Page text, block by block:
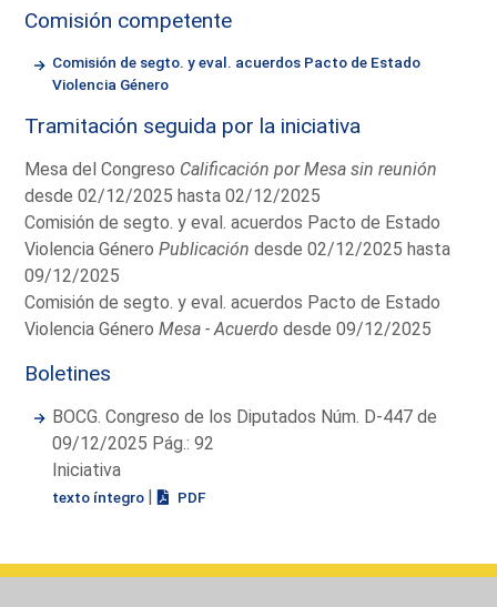
Comisión competente
Comisión de segto. y eval. acuerdos Pacto de Estado
Violencia Género
Tramitación seguida por la iniciativa
Mesa del Congreso Calificación por Mesa sin reunión
desde 02/12/2025 hasta 02/12/2025
Comisión de segto. y eval. acuerdos Pacto de Estado
Violencia GéneroPublicación desde 02/12/2025 hasta
09/12/2025
Comisión de segto. y eval. acuerdos Pacto de Estado
Violencia GéneroMesa - Acuerdo desde 09/12/2025
Boletines
BOCG. Congreso de los Diputados Núm. D-447 de
09/12/2025 Pág.: 92
Iniciativa
texto íntegro | PDF